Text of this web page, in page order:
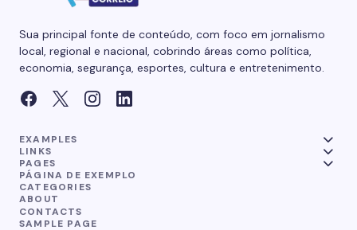
Sua principal fonte de conteúdo, com foco em jornalismo
local, regional e nacional, cobrindo áreas como política,
economia, segurança, esportes, cultura e entretenimento.
EXAMPLES
LINKS
PAGES
PÁGINA DE EXEMPLO
CATEGORIES
ABOUT
CONTACTS
SAMPLE PAGE